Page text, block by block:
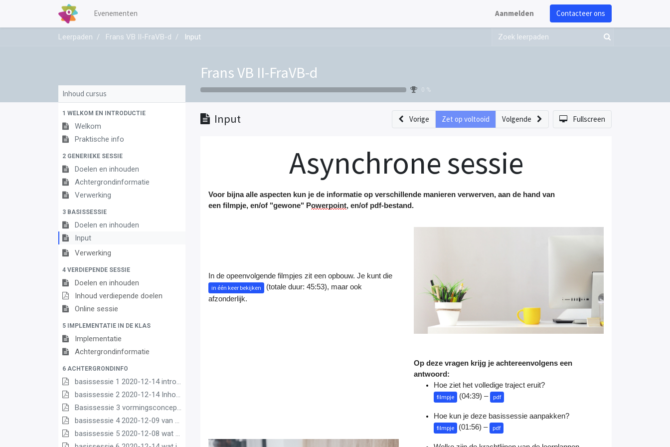
Evenementen Aanmelden Contacteer ons
Leerpaden Frans VB II-FraVB-d Input
Frans VB II-FraVB-d
0 %
Inhoud cursus
1 WELKOM EN INTRODUCTIE
Welkom
Praktische info
2 GENERIEKE SESSIE
Doelen en inhouden
Achtergrondinformatie
Verwerking
3 BASISSESSIE
Doelen en inhouden
Input
Verwerking
4 VERDIEPENDE SESSIE
Doelen en inhouden
Inhoud verdiepende doelen
Online sessie
5 IMPLEMENTATIE IN DE KLAS
Implementatie
Achtergrondinformatie
6 ACHTERGRONDINFO
basissessie 1 2020-12-14 intro (2) (2) (1) (1)
basissessie 2 2020-12-14 Inhoud en opbouw (2) (1) (1)
Basissessie 3 vormingsconcept (1)
basissessie 4 2020-12-09 van matrix nr leerplannen pdf (1) (1)
basissessie 5 2020-12-08 wat we borgen pdf (1) (1)
Input Vorige Zet op voltooid Volgende Fullscreen
Asynchrone sessie
Voor bijna alle aspecten kun je de informatie op verschillende manieren verwerven, aan de hand van
een filmpje, en/of "gewone" Powerpoint, en/of pdf-bestand.
In de opeenvolgende filmpjes zit een opbouw. Je kunt die
in één keer bekijken
(totale duur: 45:53), maar ook
afzonderlijk.
Op deze vragen krijg je achtereenvolgens een
antwoord:
Hoe ziet het volledige traject eruit?
filmpje (04:39) – pdf
Hoe kun je deze basissessie aanpakken?
filmpje (01:56) – pdf